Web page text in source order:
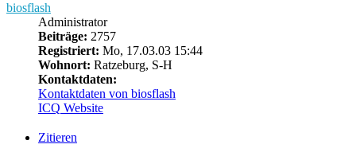
biosflash
Administrator
Beiträge: 2757
Registriert: Mo, 17.03.03 15:44
Wohnort: Ratzeburg, S-H
Kontaktdaten:
Kontaktdaten von biosflash
ICQ Website
Zitieren